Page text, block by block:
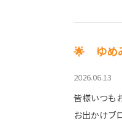
🌟 ゆめ
2026.06.13
皆様いつも
お出かけブ